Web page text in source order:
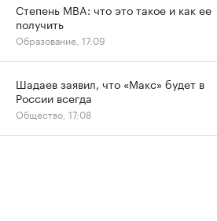
Степень MBA: что это такое и как ее
получить
Образование, 17:09
Шадаев заявил, что «Макс» будет в
России всегда
Общество, 17:08